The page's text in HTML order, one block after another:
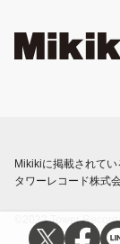
Mikikiに掲載されて
タワーレコード株式
©2023 Tower